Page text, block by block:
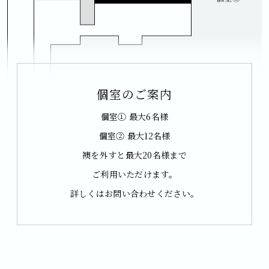
個室のご案内
個室① 最大6名様
個室② 最大12名様
襖を外すと最大20名様まで
ご利用いただけます。
詳しくはお問い合わせください。
貸し切りについて
※表示価格は全て税込みです。